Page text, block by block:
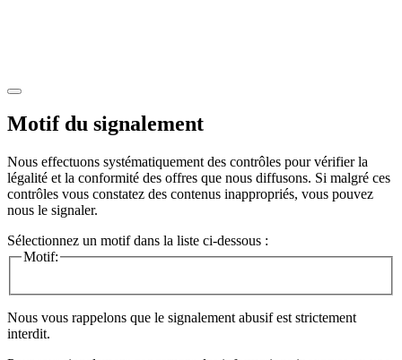
Motif du signalement
Nous effectuons systématiquement des contrôles pour vérifier la
légalité et la conformité des offres que nous diffusons. Si malgré ces
contrôles vous constatez des contenus inappropriés, vous pouvez
nous le signaler.
Sélectionnez un motif dans la liste ci-dessous :
Motif:
Nous vous rappelons que le signalement abusif est strictement
interdit.